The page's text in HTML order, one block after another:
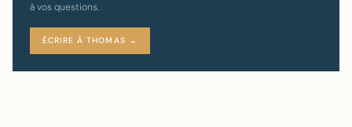
à vos questions.
ÉCRIRE À THOMAS →